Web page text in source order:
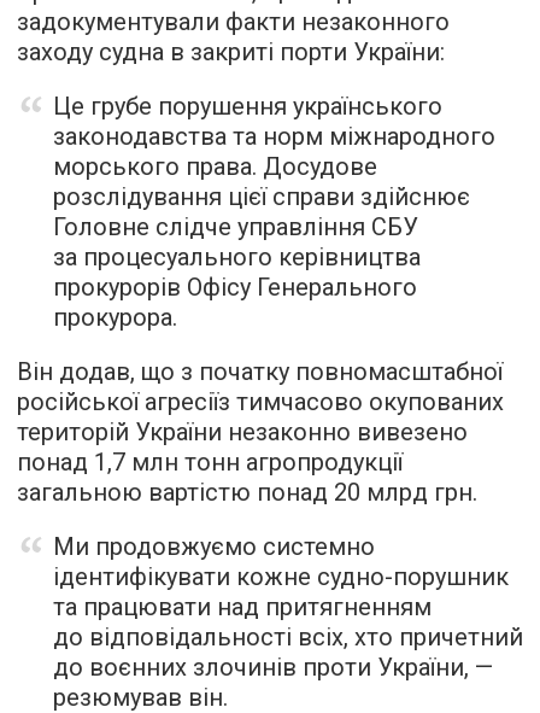
задокументували факти незаконного
заходу судна в закриті порти України:
Це грубе порушення українського
законодавства та норм міжнародного
морського права. Досудове
розслідування цієї справи здійснює
Головне слідче управління СБУ
за процесуального керівництва
прокурорів Офісу Генерального
прокурора.
Він додав, що з початку повномасштабної
російської агресіїз тимчасово окупованих
територій України незаконно вивезено
понад 1,7 млн тонн агропродукції
загальною вартістю понад 20 млрд грн.
Ми продовжуємо системно
ідентифікувати кожне судно-порушник
та працювати над притягненням
до відповідальності всіх, хто причетний
до воєнних злочинів проти України, —
резюмував він.